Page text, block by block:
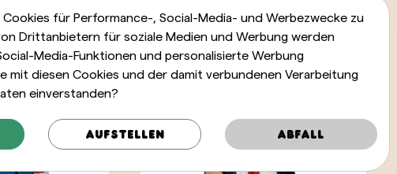
für Performance-, Social-Media- und Werbezwecke zu
Drittanbietern für soziale Medien und Werbung werden
Media-Funktionen und personalisierte Werbung
mit diesen Cookies und der damit verbundenen Verarbeitung
einverstanden?
Aufstellen Abfall